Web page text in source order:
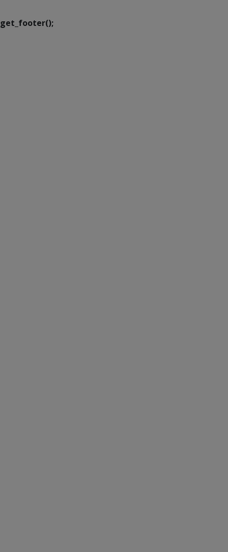
get_footer();